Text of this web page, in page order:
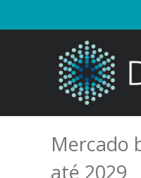
Mercado
até 2029